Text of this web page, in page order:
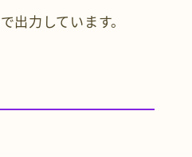
で出力しています。